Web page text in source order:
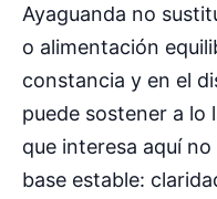
Ayaguanda no
o alimentación
constancia y en el
puede sostener a lo
que interesa aquí
base estable: